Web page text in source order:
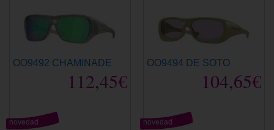
OO9492 CHAMINADE
112,45€
novedad
OO9494 DE SOTO
104,65€
novedad